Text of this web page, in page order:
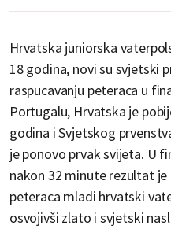
Hrvatska juniorska
18 godina, novi su svjetski
raspucavanju peteraca u
Portugalu, Hrvatska je
godina i Svjetskog
je ponovo prvak svijeta. U
nakon 32 minute rezultat je
peteraca mladi hrvatski
osvojivši zlato i svjetski